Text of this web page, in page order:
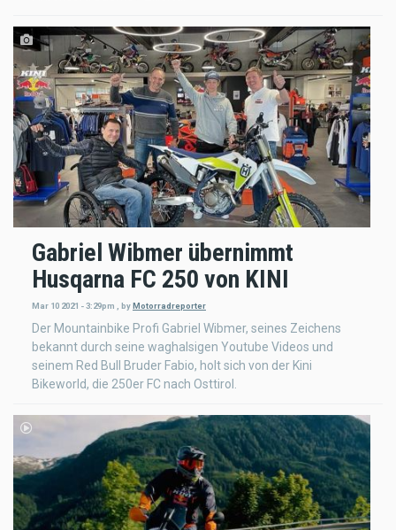
Gabriel Wibmer übernimmt
Husqarna FC 250 von KINI
Mar 10 2021 - 3:29pm byMotorradreporter
Der Mountainbike Profi Gabriel Wibmer, seines Zeichens
bekannt durch seine waghalsigen Youtube Videos und
seinem Red Bull Bruder Fabio, holt sich von der Kini
Bikeworld, die 250er FC nach Osttirol.